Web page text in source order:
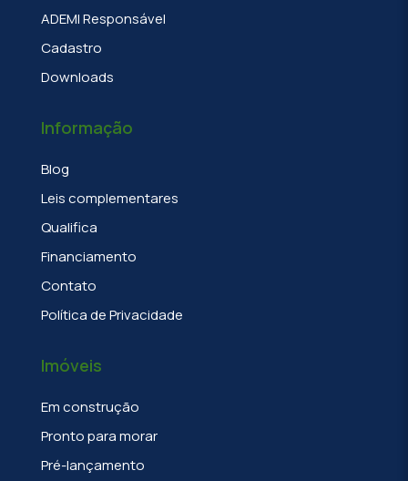
ADEMI Responsável
Cadastro
Downloads
Informação
Blog
Leis complementares
Qualifica
Financiamento
Contato
Política de Privacidade
Imóveis
Em construção
Pronto para morar
Pré-lançamento